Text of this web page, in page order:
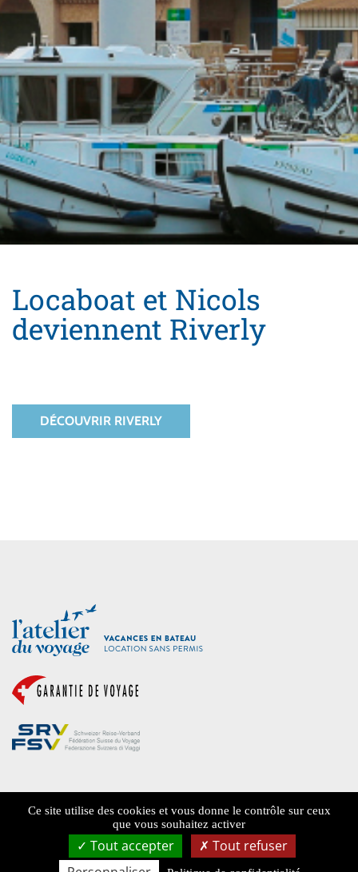
Locaboat et Nicols
deviennent Riverly
DÉCOUVRIR RIVERLY
FAQ
QUI SOMMES-NOUS ?
BROCHURE
Ce site utilise des cookies et vous donne le contrôle sur ceux
que vous souhaitez activer
Tout accepter
Tout refuser